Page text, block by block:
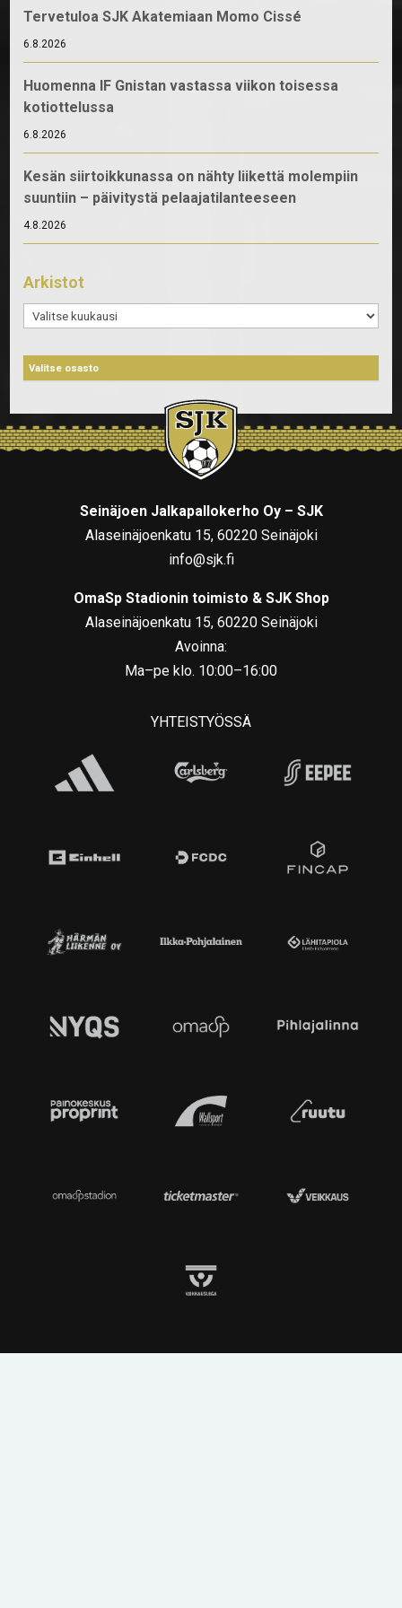
Tervetuloa SJK Akatemiaan Momo Cissé
6.8.2026
Huomenna IF Gnistan vastassa viikon toisessa
kotiottelussa
6.8.2026
Kesän siirtoikkunassa on nähty liikettä molempiin
suuntiin – päivitystä pelaajatilanteeseen
4.8.2026
Arkistot
Arkistot
Seinäjoen Jalkapallokerho Oy – SJK
Alaseinäjoenkatu 15, 60220 Seinäjoki
info@sjk.fi
OmaSp Stadionin toimisto & SJK Shop
Alaseinäjoenkatu 15, 60220 Seinäjoki
Avoinna:
Ma–pe klo. 10:00–16:00
YHTEISTYÖSSÄ